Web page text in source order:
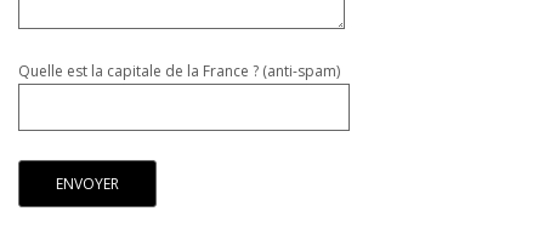
Quelle est la capitale de la France ? (anti-spam)